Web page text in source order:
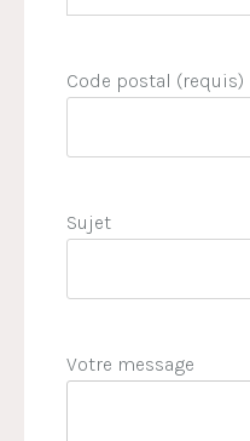
Code postal (requis)
Sujet
Votre message